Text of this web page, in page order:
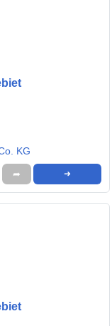
KG
➦ ➜